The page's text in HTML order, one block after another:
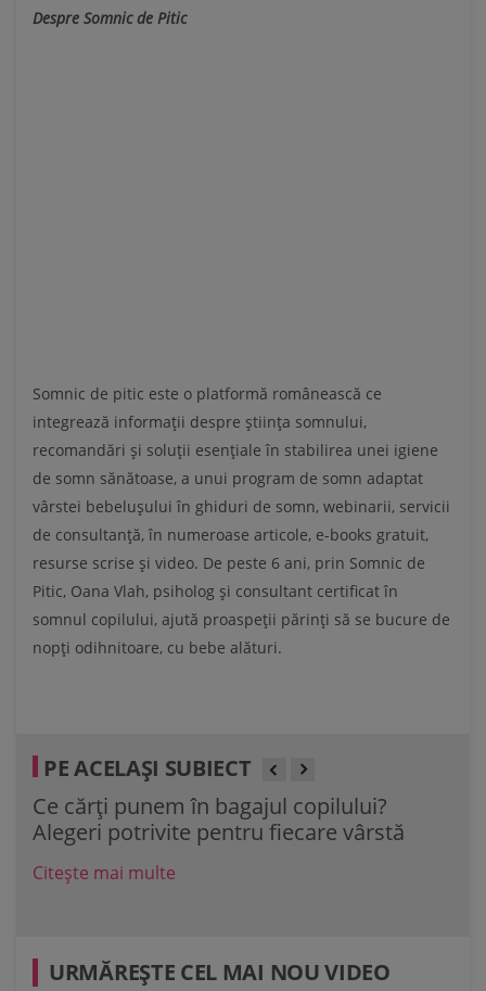
Despre Somnic de Pitic
Somnic de pitic este o platformă românească ce
integrează informații despre știința somnului,
recomandări și soluții esențiale în stabilirea unei igiene
de somn sănătoase, a unui program de somn adaptat
vârstei bebelușului în ghiduri de somn, webinarii, servicii
de consultanță, în numeroase articole, e-books gratuit,
resurse scrise și video. De peste 6 ani, prin Somnic de
Pitic, Oana Vlah, psiholog și consultant certificat în
somnul copilului, ajută proaspeții părinți să se bucure de
nopți odihnitoare, cu bebe alături.
PE ACELAȘI SUBIECT
Ce cărți punem în bagajul copilului?
Alegeri potrivite pentru fiecare vârstă
Citește mai multe
URMĂREŞTE CEL MAI NOU VIDEO